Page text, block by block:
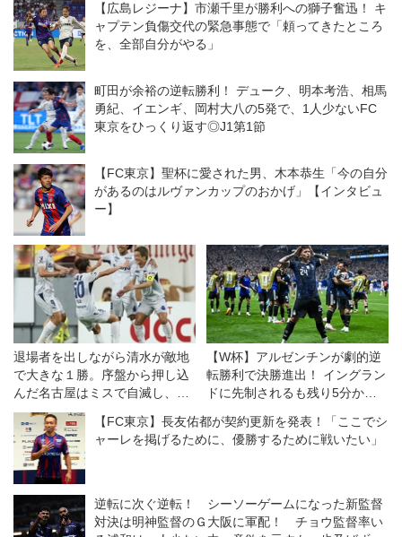
【広島レジーナ】市瀬千里が勝利への獅子奮迅！ キ
ャプテン負傷交代の緊急事態で「頼ってきたところ
を、全部自分がやる」
町田が余裕の逆転勝利！ デューク、明本考浩、相馬
勇紀、イエンギ、岡村大八の5発で、1人少ないFC
東京をひっくり返す◎J1第1節
【FC東京】聖杯に愛された男、木本恭生「今の自分
があるのはルヴァンカップのおかげ」【インタビュ
ー】
退場者を出しながら清水が敵地
で大きな１勝。序盤から押し込
んだ名古屋はミスで自滅し、悔
しい敗戦◎J1開幕戦
【W杯】アルゼンチンが劇的逆
転勝利で決勝進出！ イングラン
ドに先制されるも残り5分から
【FC東京】長友佑都が契約更新を発表！「ここでシ
ャーレを掲げるために、優勝するために戦いたい」
逆転に次ぐ逆転！ シーソーゲームになった新監督
対決は明神監督のＧ大阪に軍配！ チョウ監督率い